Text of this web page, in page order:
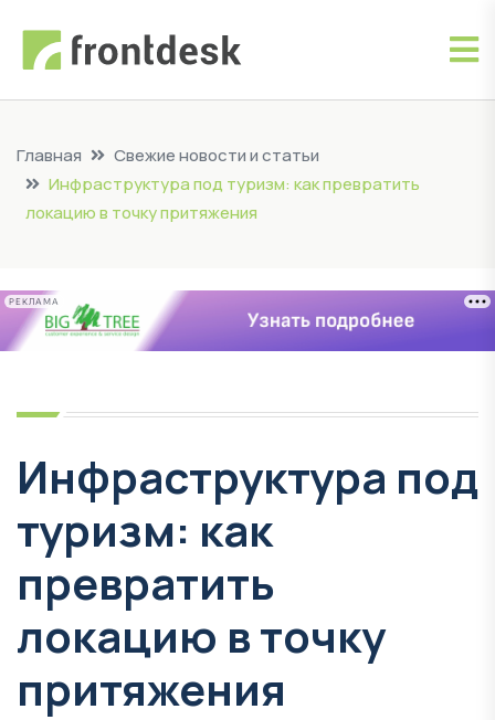
Главная
Свежие новости и статьи
Инфраструктура под туризм: как превратить
локацию в точку притяжения
РЕКЛАМА
Инфраструктура под
туризм: как
превратить
локацию в точку
притяжения